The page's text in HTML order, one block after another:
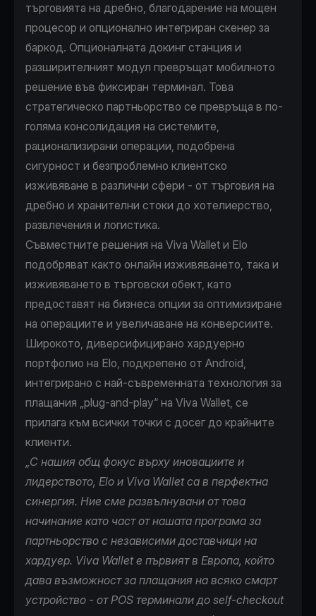
търговията на дребно, благодарение на мощен
процесор и опционално интегриран скенер за
баркод. Опционалната докинг станция и
разширителният модул превръщат мобилното
решение във фиксиран терминал. Това
стратегическо партньорство се превръща в по-
голяма консолидация на системите,
рационализирани операции, подобрена
сигурност и безпроблемно клиентско
изживяване в различни сфери - от търговия на
дребно и хранителни стоки до хотелиерство,
развлечения и логистика.
Съвместните решения на Viva Wallet и Elo
подобряват както онлайн изживяването, така и
изживяването в търговски обект, като
предоставят на бизнеса опции за оптимизиране
на операциите и увеличаване на конверсиите.
Широкото, диверсифицирано хардуерно
портфолио на Elo, подкрепено от Android,
интегрирано с най-съвременната технология за
плащания „plug-and-play“ на Viva Wallet, се
прилага към всички точки с досег до крайните
клиенти.
„С нашия общ фокус върху иновациите и
лидерството, Elo и Viva Wallet са в перфектна
синергия. Ние сме развълнувани от това
начинание като част от нашата програма за
партньорство с независими доставчици на
хардуер. Viva Wallet е първият в Европа, който
дава възможност за плащания на всяко смарт
устройство - от POS терминали до self-checkout